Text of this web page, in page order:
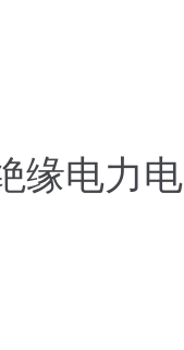
缘电力电